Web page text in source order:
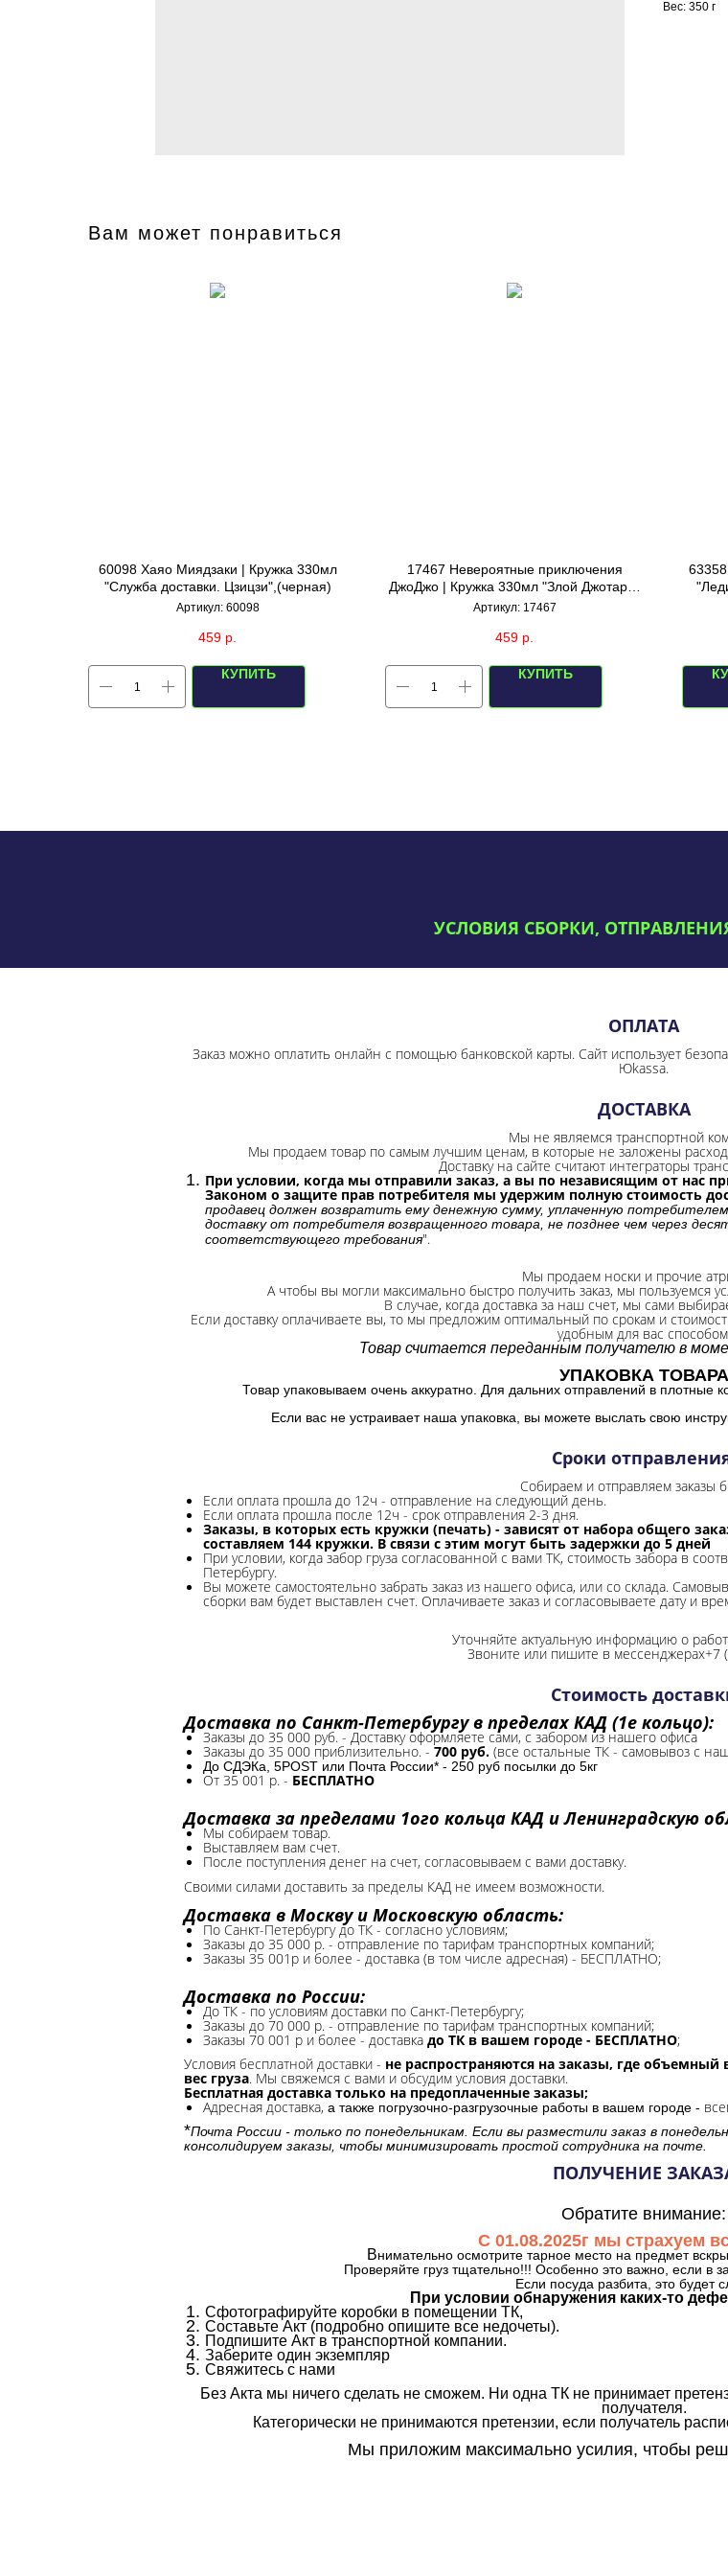
Вес: 350 г
Вам может понравиться
60098 Хаяо Миядзаки | Кружка 330мл
"Служба доставки. Цзицзи",(черная)
Артикул: 60098
459 р.
КУПИТЬ
17467 Невероятные приключения
ДжоДжо | Кружка 330мл "Злой Джотаро"
(синяя/белая внутри)
Артикул: 17467
459 р.
КУПИТЬ
УСЛОВИЯ СБОРКИ,
ОПЛАТА
Заказ можно оплатить онлайн с помощью банковской карты. Сайт использует
Юkassa.
ДОСТАВКА
Мы не являемся транспортной
Мы продаем товар по самым лучшим ценам, в которые не заложены
Доставку на сайте считают интеграторы
При условии, когда мы отправили заказ, а вы по независящим от нас
Законом о защите прав потребителя мы удержим полную стоимость
продавец должен возвратить ему денежную сумму, уплаченную потребителем
доставку от потребителя возвращенного товара, не позднее чем через
соответствующего требования".
Мы продаем носки и прочие
А чтобы вы могли максимально быстро получить заказ, мы пользуемся
В случае, когда доставка за наш счет, мы сами
Если доставку оплачиваете вы, то мы предложим оптимальный по срокам и
удобным для вас
Товар считается переданным получателю в
УПАКОВКА ТОВАРА
Товар упаковываем очень аккуратно. Для дальних отправлений в плотные
Если вас не устраивает наша упаковка, вы можете выслать свою
Сроки
Собираем и отправляем заказы
Если оплата прошла до 12ч - отправление на следующий день.
Если оплата прошла после 12ч - срок отправления 2-3 дня.
Заказы, в которых есть кружки (печать) - зависят от набора общего
составляем 144 кружки. В связи с этим могут быть задержки до 5 дней
При условии, когда забор груза согласованной с вами ТК, стоимость забора в
Петербургу.
Вы можете самостоятельно забрать заказ из нашего офиса, или со склада.
сборки вам будет выставлен счет. Оплачиваете заказ и согласовываете дату и
Уточняйте актуальную информацию о
Звоните или пишите в мессенджерах+7
Стоимость
Доставка по Санкт-Петербургу в пределах КАД (1е кольцо):
Заказы до 35 000 руб. - Доставку оформляете сами, с забором из нашего офиса
Заказы до 35 000 приблизительно. - 700 руб. (все остальные ТК - самовывоз с
До СДЭКа, 5POST или Почта России* - 250 руб посылки до 5кг
От 35 001 р. - БЕСПЛАТНО
Доставка за пределами 1ого кольца КАД и Ленинградскую
Мы собираем товар.
Выставляем вам счет.
После поступления денег на счет, согласовываем с вами доставку.
Своими силами доставить за пределы КАД не имеем возможности.​
Доставка в Москву и Московскую область:
По Санкт-Петербургу до ТК - согласно условиям;
Заказы до 35 000 р. - отправление по тарифам транспортных компаний;
Заказы 35 001р и более - доставка (в том числе адресная) - БЕСПЛАТНО;
Доставка по России:
До ТК - по условиям доставки по Санкт-Петербургу;
Заказы до 70 000 р. - отправление по тарифам транспортных компаний;
Заказы 70 001 р и более - доставка до ТК в вашем городе - БЕСПЛАТНО;
Условия бесплатной доставки - не распространяются на заказы, где
вес груза. Мы свяжемся с вами и обсудим условия доставки.
Бесплатная доставка только на предоплаченные заказы;
Адресная доставка, а также погрузочно-разгрузочные работы в вашем городе -
*Почта России - только по понедельникам. Если вы разместили заказ в
консолидируем заказы, чтобы минимизировать простой сотрудника на почте.
ПОЛУЧЕНИЕ
Обратите внимание:
С 01.08.2025г мы страхуем
Внимательно осмотрите тарное место на предмет
Проверяйте груз тщательно!!! Особенно это важно, если в
Если посуда разбита, это будет
При условии обнаружения каких-то
Сфотографируйте коробки в помещении ТК,
Составьте Акт (подробно опишите все недочеты).
Подпишите Акт в транспортной компании.
Заберите один экземпляр
Свяжитесь с нами
Без Акта мы ничего сделать не сможем. Ни одна ТК не принимает
получателя.
Категорически не принимаются претензии, если получатель
Мы приложим максимально усилия, чтобы